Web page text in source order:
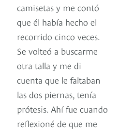
camisetas y me contó
que él había hecho el
recorrido cinco veces.
Se volteó a buscarme
otra talla y me di
cuenta que le faltaban
las dos piernas, tenía
prótesis. Ahí fue cuando
reflexioné de que me